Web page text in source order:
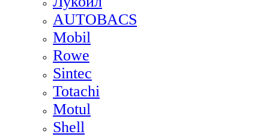
AUTOBACS
Mobil
Rowe
Sintec
Totachi
Motul
Shell